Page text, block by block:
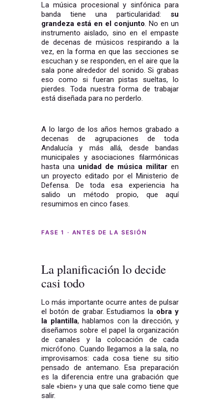
La música procesional y sinfónica para
banda tiene una particularidad: su
grandeza está en el conjunto. No en un
instrumento aislado, sino en el empaste
de decenas de músicos respirando a la
vez, en la forma en que las secciones se
escuchan y se responden, en el aire que la
sala pone alrededor del sonido. Si grabas
eso como si fueran pistas sueltas, lo
pierdes. Toda nuestra forma de trabajar
está diseñada para no perderlo.
A lo largo de los años hemos grabado a
decenas de agrupaciones de toda
Andalucía y más allá, desde bandas
municipales y asociaciones filarmónicas
hasta una unidad de música militar en
un proyecto editado por el Ministerio de
Defensa. De toda esa experiencia ha
salido un método propio, que aquí
resumimos en cinco fases.
FASE 1 · ANTES DE LA SESIÓN
La planificación lo decide
casi todo
Lo más importante ocurre antes de pulsar
el botón de grabar. Estudiamos la obra y
la plantilla, hablamos con la dirección, y
diseñamos sobre el papel la organización
de canales y la colocación de cada
micrófono. Cuando llegamos a la sala, no
improvisamos: cada cosa tiene su sitio
pensado de antemano. Esa preparación
es la diferencia entre una grabación que
sale «bien» y una que sale como tiene que
salir.